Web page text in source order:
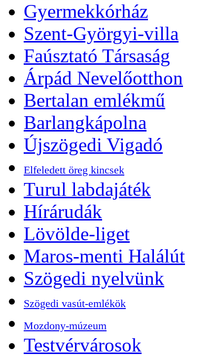
Gyermekkórház
Szent-Györgyi-villa
Faúsztató Társaság
Árpád Nevelőotthon
Bertalan emlékmű
Barlangkápolna
Újszögedi Vigadó
Elfeledett öreg kincsek
Turul labdajáték
Hírárudák
Lövölde-liget
Maros-menti Halálút
Szögedi nyelvünk
Szögedi vasút-emlékök
Mozdony-múzeum
Testvérvárosok